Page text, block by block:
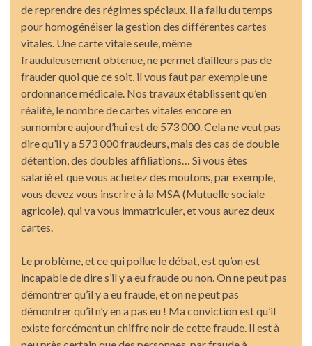
de reprendre des régimes spéciaux. Il a fallu du temps
pour homogénéiser la gestion des différentes cartes
vitales. Une carte vitale seule, même
frauduleusement obtenue, ne permet d’ailleurs pas de
frauder quoi que ce soit, il vous faut par exemple une
ordonnance médicale. Nos travaux établissent qu’en
réalité, le nombre de cartes vitales encore en
surnombre aujourd’hui est de 573 000. Cela ne veut pas
dire qu’il y a 573 000 fraudeurs, mais des cas de double
détention, des doubles affiliations… Si vous êtes
salarié et que vous achetez des moutons, par exemple,
vous devez vous inscrire à la MSA (Mutuelle sociale
agricole), qui va vous immatriculer, et vous aurez deux
cartes.
Le problème, et ce qui pollue le débat, est qu’on est
incapable de dire s’il y a eu fraude ou non. On ne peut pas
démontrer qu’il y a eu fraude, et on ne peut pas
démontrer qu’il n’y en a pas eu ! Ma conviction est qu’il
existe forcément un chiffre noir de cette fraude. Il est à